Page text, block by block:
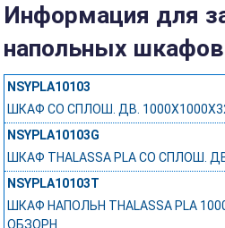
Информация для
напольных
NSYPLA10103
ШКАФ СО СПЛОШ. ДВ.
NSYPLA10103G
ШКАФ THALASSA PLA СО СПЛОШ.
NSYPLA10103T
ШКАФ НАПОЛЬН THALASSA PLA
ОБЗОРН